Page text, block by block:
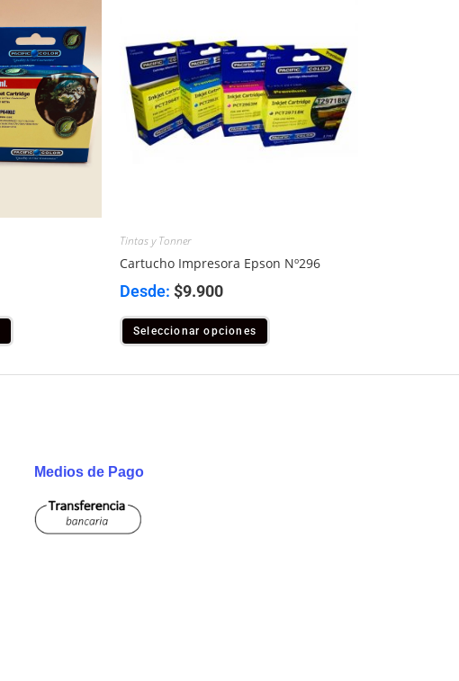
Tintas y Tonner
Cartucho Impresora Epson Nº296
Desde: $9.900
Seleccionar opciones
Medios de Pago